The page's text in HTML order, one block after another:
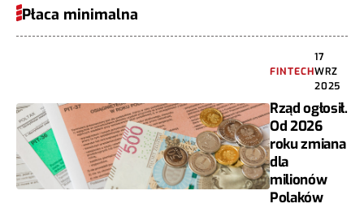
Płaca minimalna
FINTECH
17
WRZ
2025
Rząd ogłosił.
Od 2026
roku zmiana
dla
milionów
Polaków